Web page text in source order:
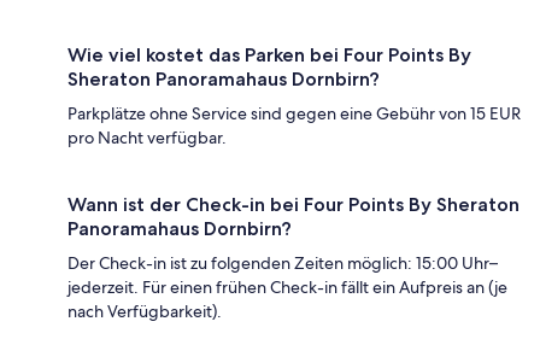
Wie viel kostet das Parken bei Four Points By
Sheraton Panoramahaus Dornbirn?
Parkplätze ohne Service sind gegen eine Gebühr von 15 EUR
pro Nacht verfügbar.
Wann ist der Check-in bei Four Points By Sheraton
Panoramahaus Dornbirn?
Der Check-in ist zu folgenden Zeiten möglich: 15:00 Uhr–
jederzeit. Für einen frühen Check-in fällt ein Aufpreis an (je
nach Verfügbarkeit).